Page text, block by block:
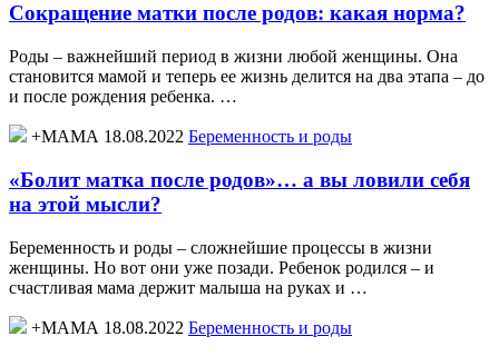
Сокращение матки после родов: какая норма?
Роды – важнейший период в жизни любой женщины. Она
становится мамой и теперь ее жизнь делится на два этапа – до
и после рождения ребенка. …
+МАМА 18.08.2022 Беременность и роды
«Болит матка после родов»… а вы ловили себя
на этой мысли?
Беременность и роды – сложнейшие процессы в жизни
женщины. Но вот они уже позади. Ребенок родился – и
счастливая мама держит малыша на руках и …
+МАМА 18.08.2022 Беременность и роды